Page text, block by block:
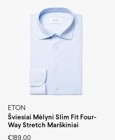
ETON
Šviesiai Mėlyni Slim Fit Four-
Way Stretch Marškiniai
€189.00